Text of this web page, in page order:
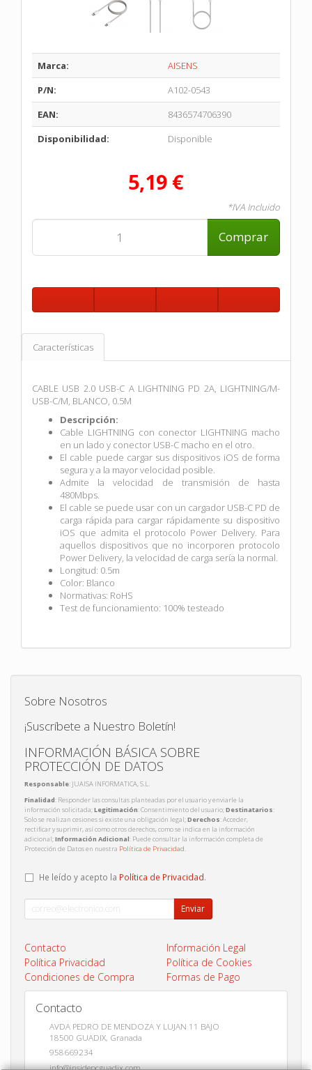
Marca:
AISENS
P/N:
A102-0543
EAN:
8436574706390
Disponibilidad:
Disponible
5,19 €
*IVA Incluido
Comprar
Características
CABLE USB 2.0 USB-C A LIGHTNING PD 2A, LIGHTNING/M-
USB-C/M, BLANCO, 0.5M
Descripción:
Cable LIGHTNING con conector LIGHTNING macho
en un lado y conector USB-C macho en el otro.
El cable puede cargar sus dispositivos iOS de forma
segura y a la mayor velocidad posible.
Admite la velocidad de transmisión de hasta
480Mbps.
El cable se puede usar con un cargador USB-C PD de
carga rápida para cargar rápidamente su dispositivo
iOS que admita el protocolo Power Delivery. Para
aquellos dispositivos que no incorporen protocolo
Power Delivery, la velocidad de carga sería la normal.
Longitud: 0.5m
Color: Blanco
Normativas: RoHS
Test de funcionamiento: 100% testeado
Sobre Nosotros
¡Suscríbete a Nuestro Boletín!
INFORMACIÓN BÁSICA SOBRE
PROTECCIÓN DE DATOS
Responsable: JUAISA INFORMATICA, S.L.
Finalidad: Responder las consultas planteadas por el usuario y enviarle la
información solicitada;Legitimación: Consentimiento del usuario;Destinatarios:
Solo se realizan cesiones si existe una obligación legal;Derechos: Acceder,
rectificar y suprimir, así como otros derechos, como se indica en la información
adicional;Información Adicional: Puede consultar la información completa de
Protección de Datos en nuestra Política de Privacidad.
He leído y acepto la Política de Privacidad.
Enviar
Contacto
Información Legal
Política Privacidad
Política de Cookies
Condiciones de Compra
Formas de Pago
Contacto
AVDA PEDRO DE MENDOZA Y LUJAN 11 BAJO
18500 GUADIX, Granada
958669234
info@insidepcguadix.com